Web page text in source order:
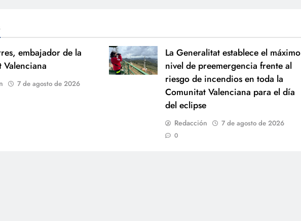
embajador de la
7 de agosto de 2026
La Generalitat establece el máximo
nivel de preemergencia frente al
riesgo de incendios en toda la
Comunitat Valenciana para el día
del eclipse
Redacción 7 de agosto de 2026
0